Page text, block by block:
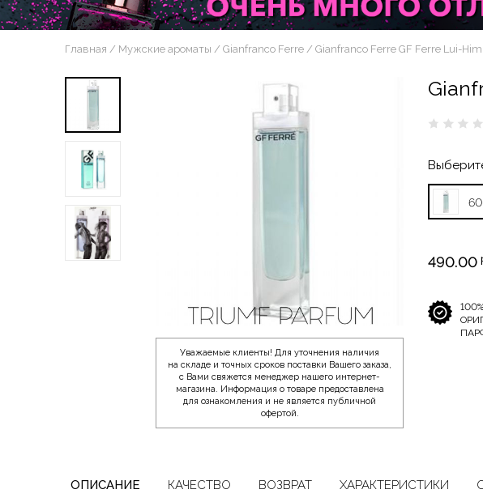
Главная Мужские ароматы Gianfranco Ferre Gianfranco Ferre GF Ferre Lui-Him
Уважаемые клиенты! Для уточнения наличия
на складе и точных сроков поставки Вашего заказа,
с Вами свяжется менеджер нашего интернет-
магазина. Информация о товаре предоставлена
для ознакомления и не является публичной
офертой.
490.00
100%
ОПИСАНИЕ КАЧЕСТВО ВОЗВРАТ ХАРАКТЕРИСТИКИ